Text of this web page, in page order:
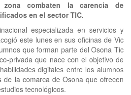
combaten la carencia de
en el sector TIC.
especializada en servicios y
este lunes en sus oficinas de Vic
que forman parte del Osona Tic
privada que nace con el objetivo de
digitales entre los alumnos
de la comarca de Osona que ofrecen
tecnológicos.